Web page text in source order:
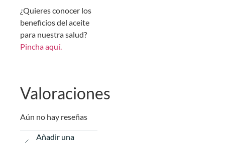
¿Quieres conocer los
beneficios del aceite
para nuestra salud?
Pincha aquí.
Valoraciones
Aún no hay reseñas
Añadir una